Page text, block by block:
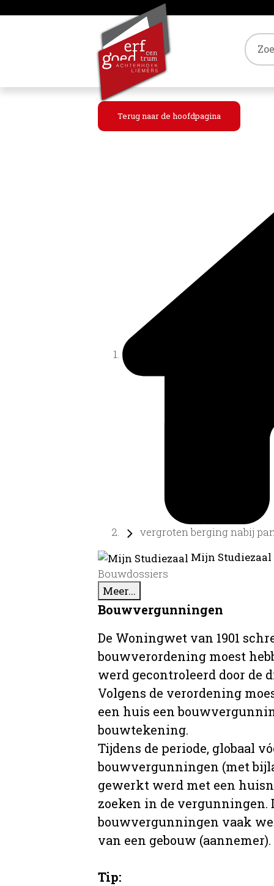
Terug naar de hoofdpagina
vergroten berging nabij
Mijn
Bouwdossiers
Meer...
Bouwvergunningen
De Woningwet van 1901
bouwverordening moest
werd gecontroleerd door de
Volgens de verordening
een huis een
bouwtekening.
Tijdens de periode, globaal
bouwvergunningen (met
gewerkt werd met een
zoeken in de vergunningen.
bouwvergunningen vaak
van een gebouw (aannemer).
Tip: